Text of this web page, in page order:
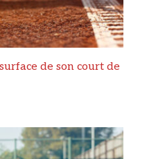
de son court de